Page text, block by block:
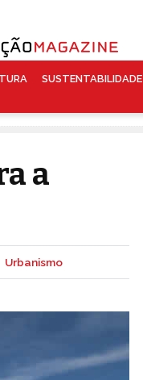
SUSTENTABILIDADE
a
Urbanismo